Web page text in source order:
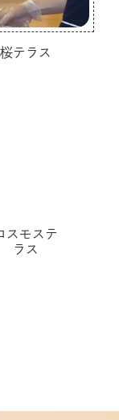
桜テラス
スモステ
ラス